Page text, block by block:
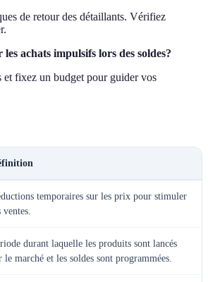
de retour des détaillants. Vérifiez
achats impulsifs lors des soldes?
et fixez un budget pour guider vos
temporaires sur les prix pour stimuler
ventes.
durant laquelle les produits sont lancés
le marché et les soldes sont programmées.